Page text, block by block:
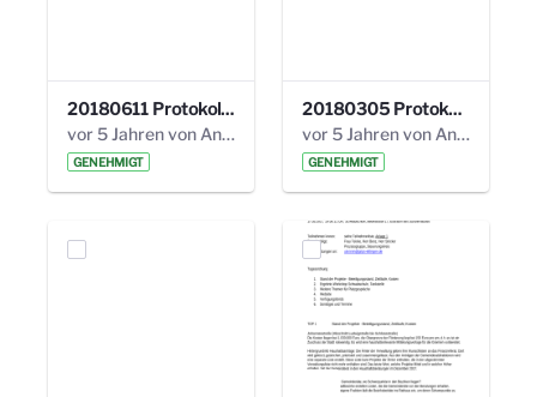
20180611 Protokoll 23. Steuerungskreis.pdf
vor 5 Jahren von Anni Schlumberger
GENEHMIGT
20180305 Protokoll 22. Steuerungskreis.pdf
vor 5 Jahren von Anni Schlumberger
GENEHMIGT